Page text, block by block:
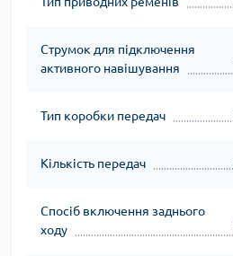
Струмок для підключення
активного навішування
Тип коробки передач
Кількість передач
Спосіб включення заднього
ходу